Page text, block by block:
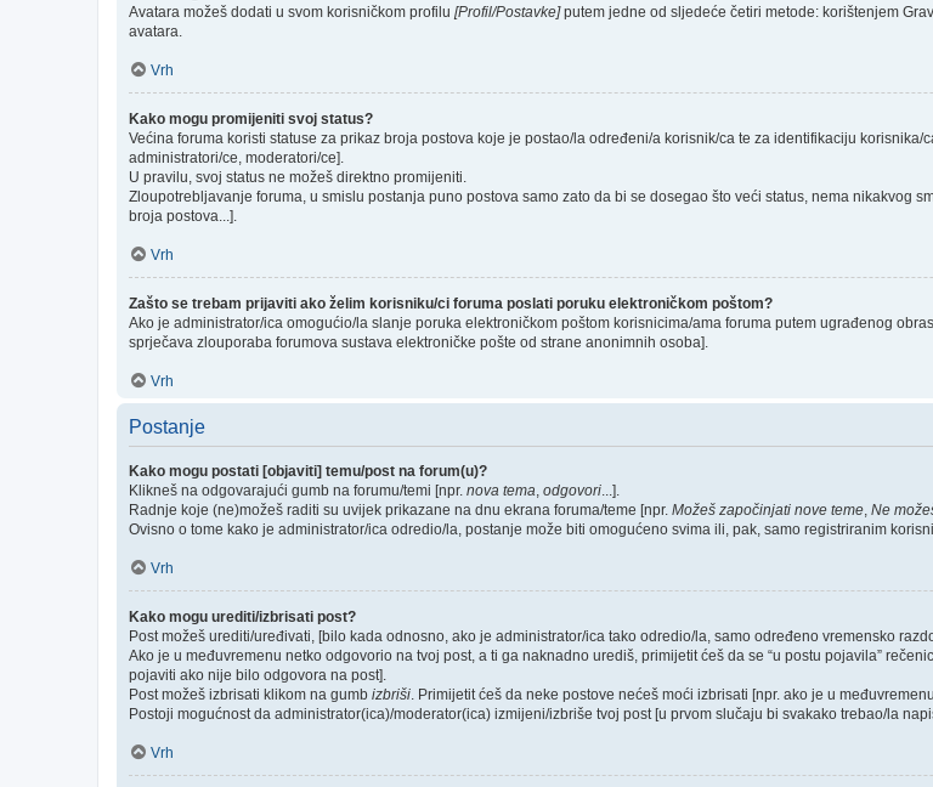
Avatara možeš dodati u svom korisničkom profilu [Profil/Postavke]putem jedne od sljedeće četiri metode: korištenjem
avatara.
Vrh
Kako mogu promijeniti svoj status?
Većina foruma koristi statuse za prikaz broja postova koje je postao/la određeni/a korisnik/ca te za identifikaciju
administratori/ce, moderatori/ce].
U pravilu, svoj status ne možeš direktno promijeniti.
Zloupotrebljavanje foruma, u smislu postanja puno postova samo zato da bi se dosegao što veći status, nema nikakvog
broja postova...].
Vrh
Zašto se trebam prijaviti ako želim korisniku/ci foruma poslati poruku elektroničkom poštom?
Ako je administrator/ica omogućio/la slanje poruka elektroničkom poštom korisnicima/ama foruma putem ugrađenog
sprječava zlouporaba forumova sustava elektroničke pošte od strane anonimnih osoba].
Vrh
Postanje
Kako mogu postati [objaviti] temu/post na forum(u)?
Klikneš na odgovarajući gumb na forumu/temi [npr. nova tema odgovori ...].
Radnje koje (ne)možeš raditi su uvijek prikazane na dnu ekrana foruma/teme [npr. Možeš započinjati nove teme Ne
Ovisno o tome kako je administrator/ica odredio/la, postanje može biti omogućeno svima ili, pak, samo registriranim
Vrh
Kako mogu urediti/izbrisati post?
Post možeš urediti/uređivati, [bilo kada odnosno, ako je administrator/ica tako odredio/la, samo određeno vremensko
Ako je u međuvremenu netko odgovorio na tvoj post, a ti ga naknadno urediš, primijetit ćeš da se “u postu pojavila”
pojaviti ako nije bilo odgovora na post].
Post možeš izbrisati klikom na gumb izbriši . Primijetit ćeš da neke postove nećeš moći izbrisati [npr. ako je u
Postoji mogućnost da administrator(ica)/moderator(ica) izmijeni/izbriše tvoj post [u prvom slučaju bi svakako trebao/la
Vrh